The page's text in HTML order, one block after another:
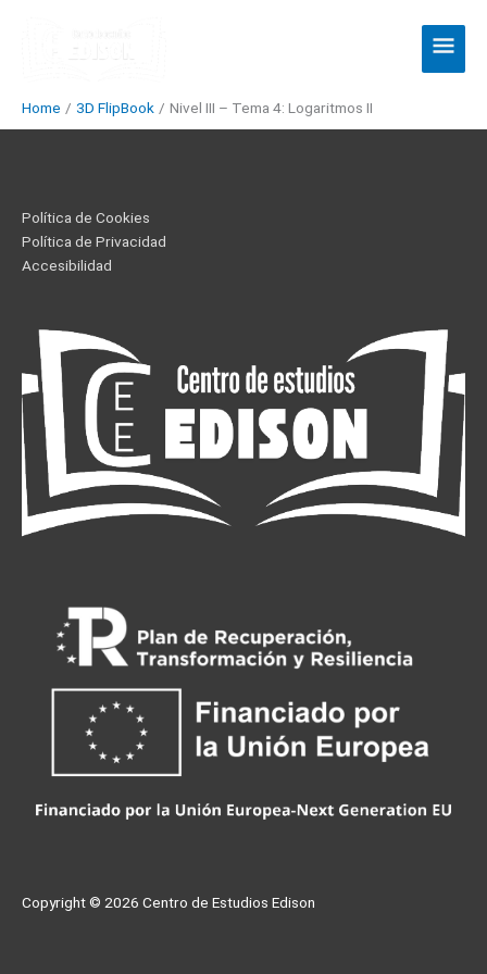
Main
Menu
Home 3D FlipBook Nivel III – Tema 4: Logaritmos II
Política de Cookies
Política de Privacidad
Accesibilidad
Copyright © 2026 Centro de Estudios Edison